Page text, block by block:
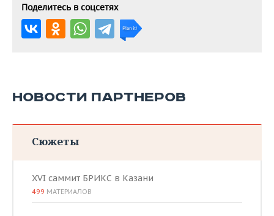
Поделитесь в соцсетях
НОВОСТИ ПАРТНЕРОВ
Сюжеты
XVI саммит БРИКС в Казани
499 МАТЕРИАЛОВ